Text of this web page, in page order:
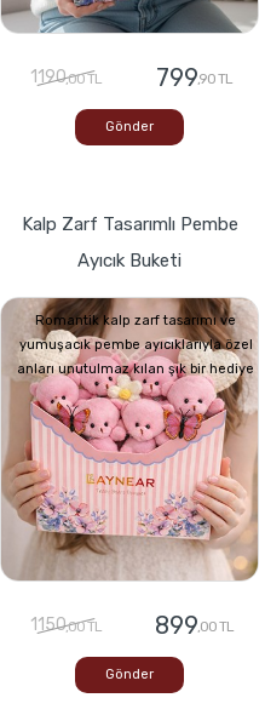
1190,00 TL 799,90 TL
Gönder
Kalp Zarf Tasarımlı Pembe
Ayıcık Buketi
Romantik kalp zarf tasarımı ve
yumuşacık pembe ayıcıklarıyla özel
anları unutulmaz kılan şık bir hediye
1150,00 TL 899,00 TL
Gönder